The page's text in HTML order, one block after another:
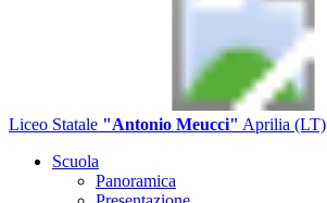
Liceo Statale "Antonio Meucci" Aprilia (LT)
Scuola
Panoramica